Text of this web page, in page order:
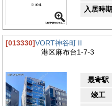
入居時期
[013330]VORT神谷町Ⅱ
港区麻布台1-7-3
最寄駅
竣工